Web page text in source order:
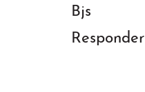
Bjs
Responder